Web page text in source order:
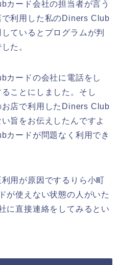
カード会社の担当者が言う
利用した私のDiners Club
ているとプログラムが判
た。
カードの会社に電話をし
ことにしました。そし
店で利用したDiners Club
旨をお伝えしたんですよ
カードが問題なく利用でき
用が原因でするりら小町
が使えない状態の人がいた
に直接連絡をしてみるとい